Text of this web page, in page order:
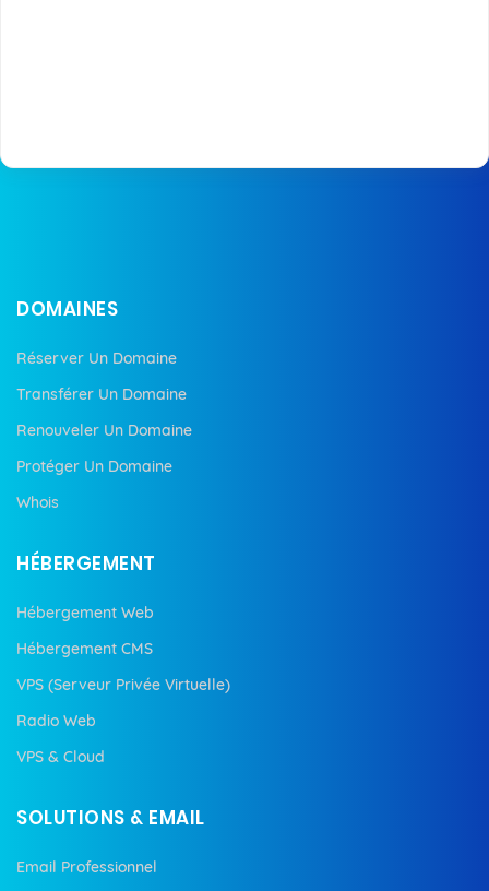
DOMAINES
Réserver Un Domaine
Transférer Un Domaine
Renouveler Un Domaine
Protéger Un Domaine
Whois
HÉBERGEMENT
Hébergement Web
Hébergement CMS
VPS (Serveur Privée Virtuelle)
Radio Web
VPS & Cloud
SOLUTIONS & EMAIL
Email Professionnel